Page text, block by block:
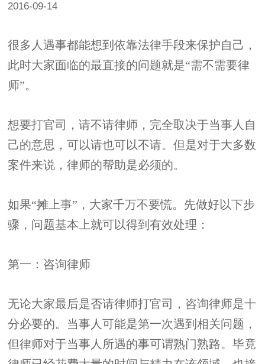
2016-09-14
很多人遇事都能想到依靠法律手段来保护自己，
此时大家面临的最直接的问题就是“需不需要律
师”。
想要打官司，请不请律师，完全取决于当事人自
己的意思，可以请也可以不请。但是对于大多数
案件来说，律师的帮助是必须的。
如果“摊上事”，大家千万不要慌。先做好以下步
骤，问题基本上就可以得到有效处理：
第一：咨询律师
无论大家最后是否请律师打官司，咨询律师是十
分必要的。当事人可能是第一次遇到相关问题，
但律师对于当事人所遇的事可谓熟门熟路。毕竟